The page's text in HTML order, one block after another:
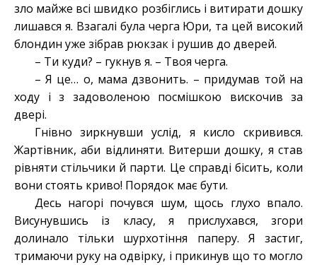
зло майже всі швидко розбіглись і витирати дошку
лишався я. Взагалі була черга Юри, та цей високий
блондин уже зібрав рюкзак і рушив до дверей.
– Ти куди? – гукнув я. – Твоя черга.
– Я це… о, мама дзвонить. – придумав той на
ходу і з задоволеною посмішкою вискочив за
двері.
Гнівно зиркнувши услід, я кисло скривився.
Жартівник, аби відлиняти. Витерши дошку, я став
рівняти стільчики й парти. Це справді бісить, коли
вони стоять криво! Порядок має бути.
Десь нагорі почувся шум, щось глухо впало.
Висунувшись із класу, я прислухався, згори
долинало тільки шурхотіння паперу. Я застиг,
тримаючи руку на одвірку, і прикинув що то могло